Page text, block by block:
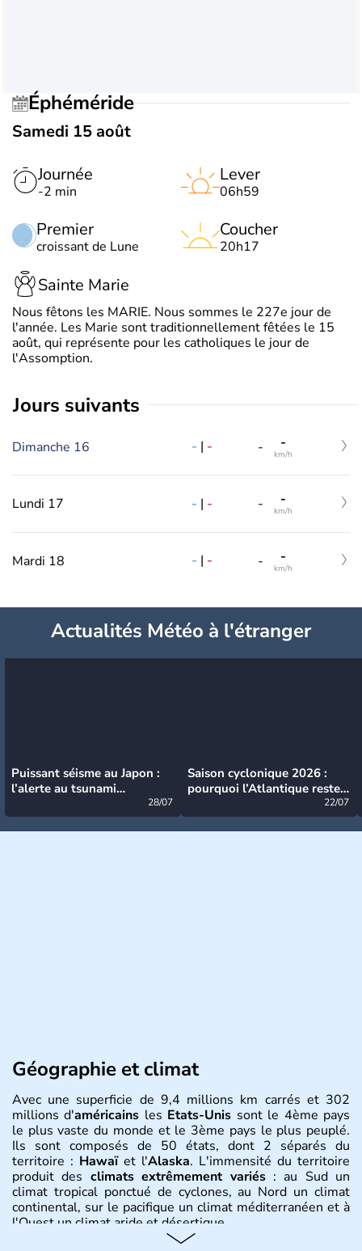
Éphéméride
Samedi 15 août
Journée
-2 min
Premier
croissant de Lune
Lever
06h59
Coucher
20h17
Sainte Marie
Nous fêtons les MARIE. Nous sommes le 227e jour de
l'année. Les Marie sont traditionnellement fêtées le 15
août, qui représente pour les catholiques le jour de
l'Assomption.
jours suivants
Dimanche 16 - | - - -
km/h
Lundi 17 - | - - -
km/h
Mardi 18 - | - - -
km/h
Actualités Météo à l'étranger
Puissant séisme au Japon :
l’alerte au tsunami
28/07
Saison cyclonique 2026 :
pourquoi l’Atlantique reste
22/07
Géographie et climat
Avec une superficie de 9,4 millions km carrés et 302
millions d'américains les Etats-Unis sont le 4ème pays
le plus vaste du monde et le 3ème pays le plus peuplé.
Ils sont composés de 50 états, dont 2 séparés du
territoire : Hawaïet l'Alaska. L'immensité du territoire
produit des climats extrêmement variés: au Sud un
climat tropical ponctué de cyclones, au Nord un climat
continental, sur le pacifique un climat méditerranéen et à
l'Ouest un climat aride et désertique.